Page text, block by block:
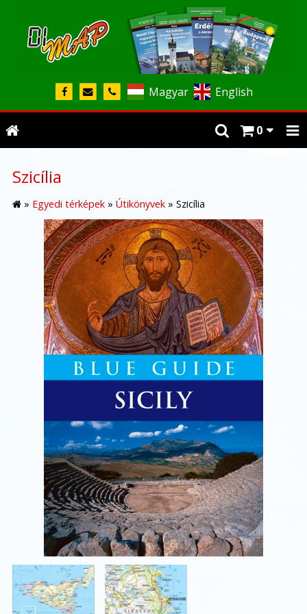
Magyar English
0
Szicília
» Egyedi térképek » Útikönyvek » Szicília